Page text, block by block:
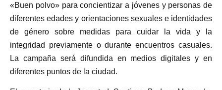
«Buen polvo» para concientizar a jóvenes y personas de
diferentes edades y orientaciones sexuales e identidades
de género sobre medidas para cuidar la vida y la
integridad previamente o durante encuentros casuales.
La campaña será difundida en medios digitales y en
diferentes puntos de la ciudad.